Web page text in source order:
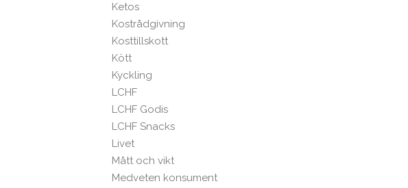
Ketos
Kostrådgivning
Kosttillskott
Kött
Kyckling
LCHF
LCHF Godis
LCHF Snacks
Livet
Mått och vikt
Medveten konsument